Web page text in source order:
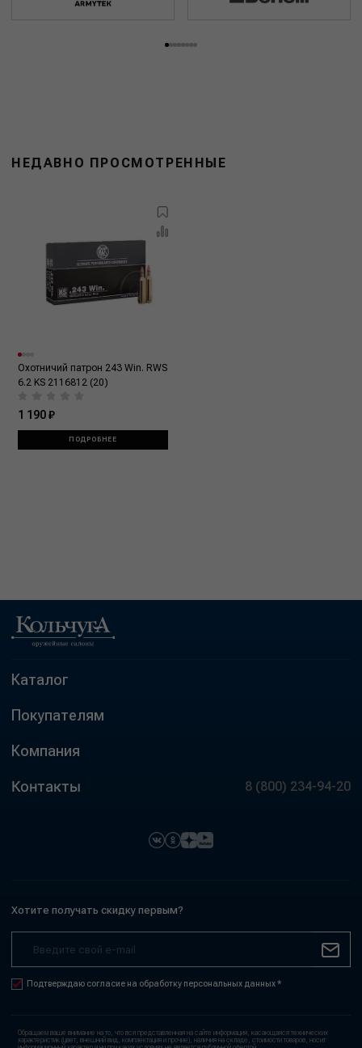
НЕДАВНО ПРОСМОТРЕННЫЕ
Охотничий патрон 243 Win. RWS
6.2 KS 2116812 (20)
1 190 ₽
ПОДРОБНЕЕ
Каталог
Покупателям
Компания
Контакты 8 (800) 234-94-20
Хотите получать скидку первым?
Подтверждаю согласие на обработку персональных данных *
Обращаем ваше внимание на то, что вся представленная на сайте информация, касающаяся технических
характеристик (цвет, внешний вид, комплектация и прочие), наличия на складе, стоимости товаров, носит